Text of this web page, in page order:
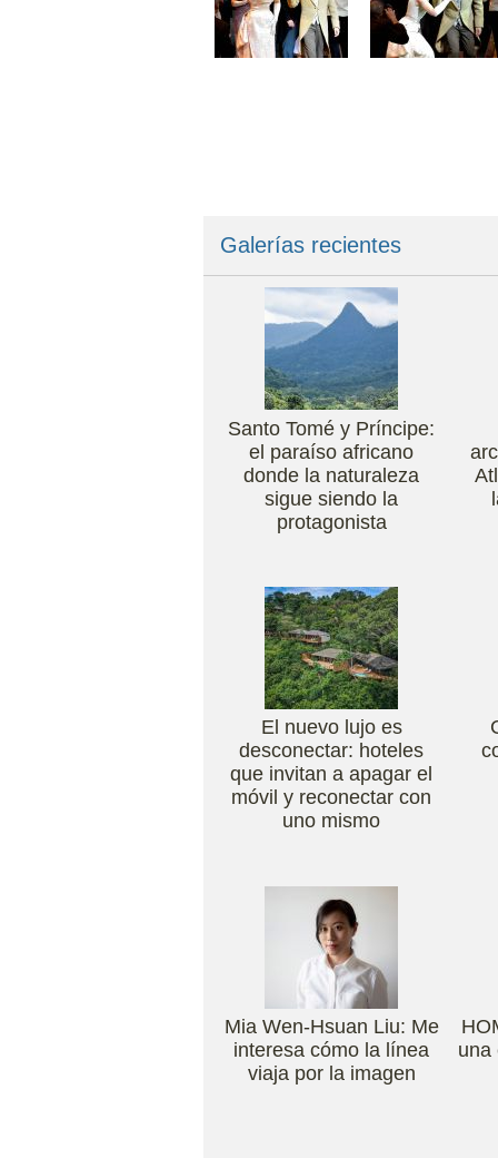
Galerías recientes
Santo Tomé y Príncipe:
el paraíso africano
donde la naturaleza
sigue siendo la
protagonista
El nuevo lujo es
desconectar: hoteles
que invitan a apagar el
móvil y reconectar con
uno mismo
Mia Wen-Hsuan Liu: Me
interesa cómo la línea
viaja por la imagen
una